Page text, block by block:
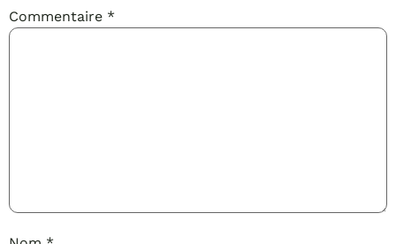
Commentaire *